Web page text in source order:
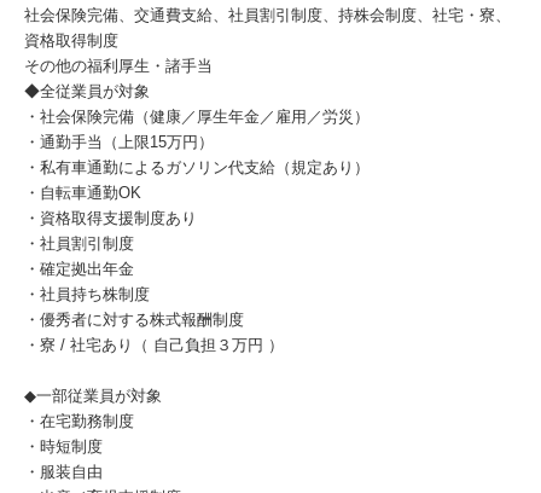
社会保険完備、交通費支給、社員割引制度、持株会制度、社宅・寮、
資格取得制度
その他の福利厚生・諸手当
◆全従業員が対象
・社会保険完備（健康／厚生年金／雇用／労災）
・通勤手当（上限15万円）
・私有車通勤によるガソリン代支給（規定あり）
・自転車通勤OK
・資格取得支援制度あり
・社員割引制度
・確定拠出年金
・社員持ち株制度
・優秀者に対する株式報酬制度
・寮 / 社宅あり（ 自己負担３万円 ）
◆一部従業員が対象
・在宅勤務制度
・時短制度
・服装自由